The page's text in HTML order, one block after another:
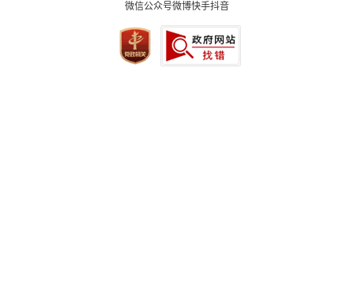
微信公众号微博快手抖音